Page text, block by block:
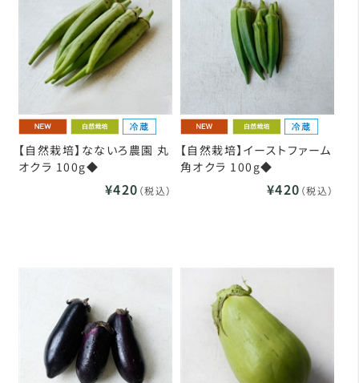
【自然栽培】なないろ農園 丸
オクラ 100g◆
¥420 （税込）
【自然栽培】イーストファーム
角オクラ 100g◆
¥420 （税込）